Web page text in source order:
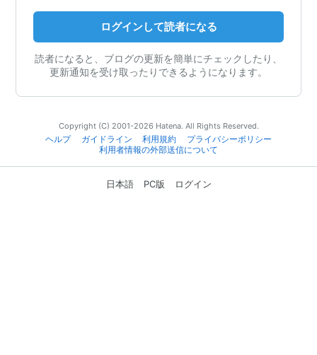
ログインして読者になる
読者になると、ブログの更新を簡単にチェックしたり、
更新通知を受け取ったりできるようになります。
Copyright (C) 2001-2026 Hatena. All Rights Reserved.
ヘルプ
ガイドライン 利用規約
プライバシーポリシー
利用者情報の外部送信について
日本語 PC版 ログイン